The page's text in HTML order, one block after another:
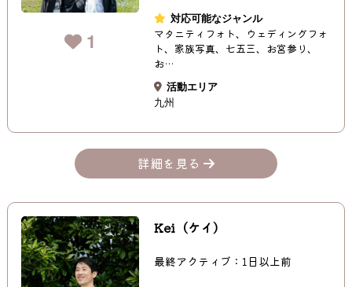
1
対応可能なジャンル
マタニティフォト、ウェディングフォ
ト、家族写真、七五三、お宮参り、
お…
活動エリア
九州
詳細を見る
Kei（ケイ）
最終アクティブ：1日以上前